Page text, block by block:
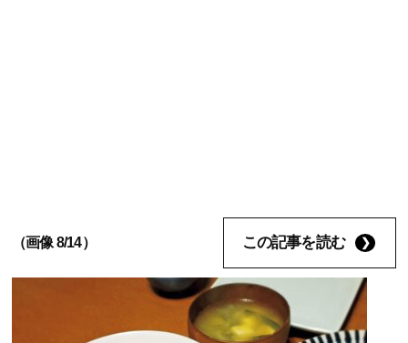
（画像 8/14） この記事を読む